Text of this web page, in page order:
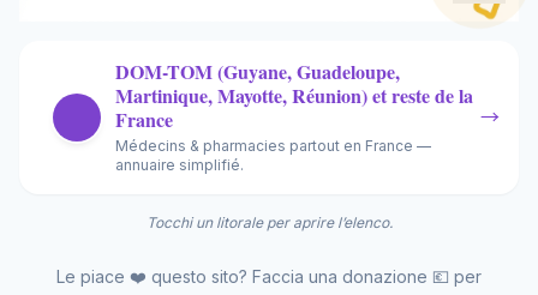
DOM-TOM (Guyane, Guadeloupe,
Martinique, Mayotte, Réunion) et reste de la
France
Médecins & pharmacies partout en France —
annuaire simplifié.
→
Tocchi un litorale per aprire l’elenco.
Le piace ❤️ questo sito? Faccia una donazione 💶 per